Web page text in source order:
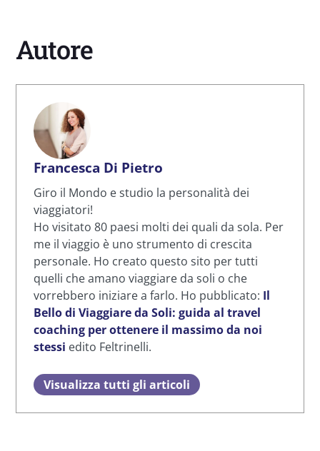
Autore
Francesca Di Pietro
Giro il Mondo e studio la personalità dei
viaggiatori!
Ho visitato 80 paesi molti dei quali da sola. Per
me il viaggio è uno strumento di crescita
personale. Ho creato questo sito per tutti
quelli che amano viaggiare da soli o che
vorrebbero iniziare a farlo. Ho pubblicato: Il
Bello di Viaggiare da Soli: guida al travel
coaching per ottenere il massimo da noi
stessi edito Feltrinelli.
Visualizza tutti gli articoli